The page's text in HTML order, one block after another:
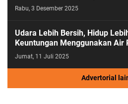
Rabu, 3 Desember 2025
Udara Lebih Bersih, Hidup
Keuntungan Menggunakan Air
Jumat, 11 Juli 2025
Advertorial